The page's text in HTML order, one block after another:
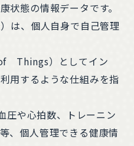
状態の情報データです。
は、個人自身で自己管理
Things）としてイン
用するような仕組みを指
圧や心拍数、トレーニン
、個人管理できる健康情